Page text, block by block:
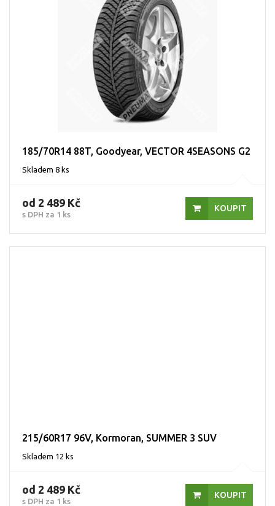
185/70R14 88T, Goodyear, VECTOR 4SEASONS G2
Skladem 8 ks
od 2 489 Kč
s DPH za 1 ks
KOUPIT
215/60R17 96V, Kormoran, SUMMER 3 SUV
Skladem 12 ks
od 2 489 Kč
s DPH za 1 ks
KOUPIT